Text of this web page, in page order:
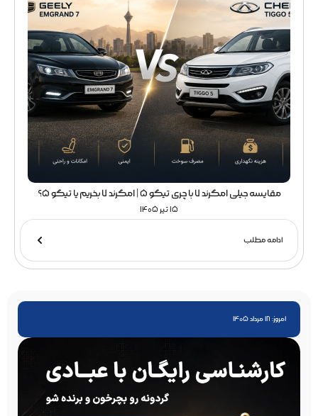
مقایسه جیلی امگرند 7 با چری تیگو 5 | امگرند 7 بخریم یا تیگو 5؟
15 تیر 1405
ادامه مطلب
امروز: 18 مرداد 1405